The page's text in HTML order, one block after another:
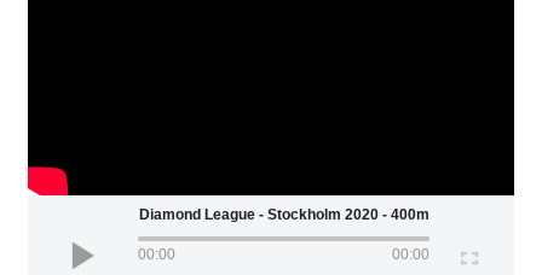
Wanda Diamond League - Stockholm 2020 - 400m
00:00 00:00